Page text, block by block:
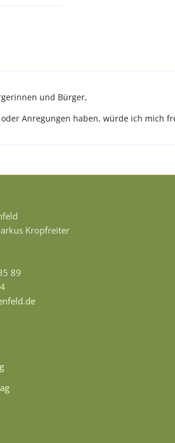
und Bürger,
oder Anregungen haben, würde ich mich
Kropfreiter
89